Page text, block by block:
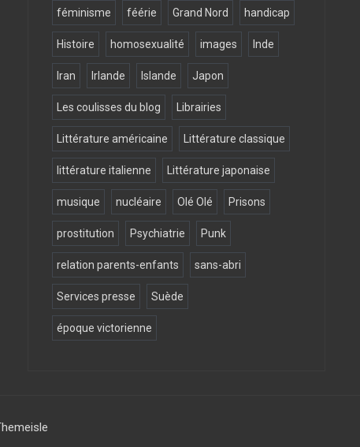
féminisme féérie Grand Nord handicap
Histoire homosexualité images Inde
Iran Irlande Islande Japon
Les coulisses du blog Librairies
Littérature américaine Littérature classique
littérature italienne Littérature japonaise
musique nucléaire Olé Olé Prisons
prostitution Psychiatrie Punk
relation parents-enfants sans-abri
Services presse Suède
époque victorienne